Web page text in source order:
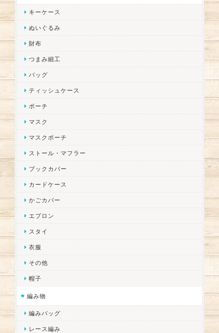
キーケース
ぬいぐるみ
財布
つまみ細工
バッグ
ティッシュケース
ポーチ
マスク
マスクポーチ
ストール・マフラー
ブックカバー
カードケース
かごカバー
エプロン
スタイ
衣服
その他
帽子
編み物
編みバッグ
レース編み